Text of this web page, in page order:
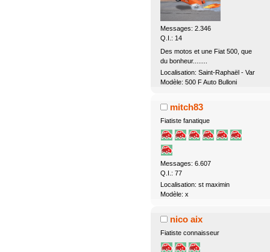
Messages: 2.346
Q.I.: 14
Des motos et une Fiat 500, que
du bonheur........
Localisation: Saint-Raphaël - Var
Modèle: 500 F Auto Bulloni
mitch83
Fiatiste fanatique
Messages: 6.607
Q.I.: 77
Localisation: st maximin
Modèle: x
nico aix
Fiatiste connaisseur